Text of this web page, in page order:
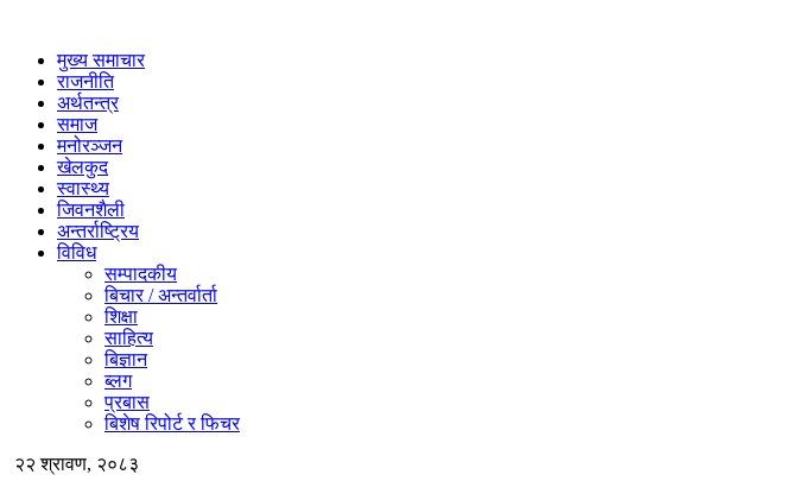
मुख्य समाचार
राजनीति
अर्थतन्त्र
समाज
मनोरञ्जन
खेलकुद
स्वास्थ्य
जिवनशैली
अन्तर्राष्ट्रिय
विविध
सम्पादकीय
बिचार / अन्तर्वार्ता
शिक्षा
साहित्य
बिज्ञान
ब्लग
प्रबास
बिशेष रिपोर्ट र फिचर
२२ श्रावण, २०८३